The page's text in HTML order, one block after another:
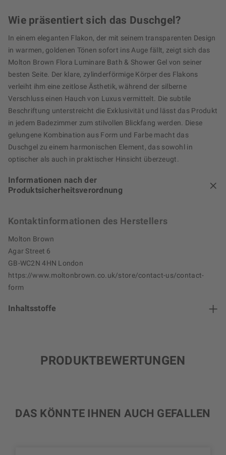
Wie präsentiert sich das Duschgel?
In einem eleganten Flakon, der mit seinem transparenten Design
in warmen, goldenen Tönen sofort ins Auge fällt, zeigt sich das
Molton Brown Flora Luminare Bath & Shower Gel von seiner
besten Seite. Der klare, zylinderförmige Körper des Flakons
verleiht ihm eine zeitlose Ästhetik, während der silberne
Verschluss einen Hauch von Luxus vermittelt. Die subtile
Beschriftung unterstreicht die Exklusivität und lässt das Produkt
in jedem Badezimmer zum stilvollen Blickfang werden. Diese
gelungene Kombination aus Form und Farbe macht das
Duschgel zu einem harmonischen Element, das sowohl in
optischer als auch in praktischer Hinsicht überzeugt.
Informationen nach der
Produktsicherheitsverordnung
Kontaktinformationen des Herstellers
Molton Brown
Agar Street 6
GB-WC2N 4HN London
https://www.moltonbrown.co.uk/store/contact-us/contact-
form
Inhaltsstoffe
PRODUKTBEWERTUNGEN
DAS KÖNNTE IHNEN AUCH GEFALLEN